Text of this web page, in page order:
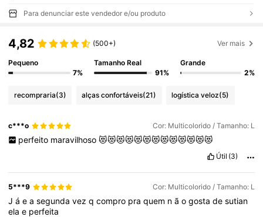
Para denunciar este vendedor e/ou produto
4,82 (500+) Ver mais
Pequeno
7%
Tamanho Real
91%
Grande
2%
recompraria(3) alças confortáveis(21) logística veloz(5)
c***o Cor: Multicolorido / Tamanho: L
perfeito maravilhoso 😻😻😻😻😻😻😻😻😻😻😻😻😻
Útil (3)
5***9 Cor: Multicolorido / Tamanho: L
Jáeasegundavezqcompro praquem nãogostadesutian
elae perfeita